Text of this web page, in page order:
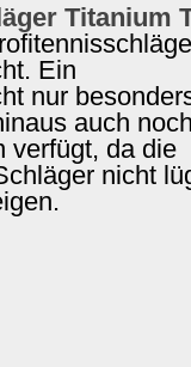
Titanium
Ein
nur
auch
verfügt, da die
nicht